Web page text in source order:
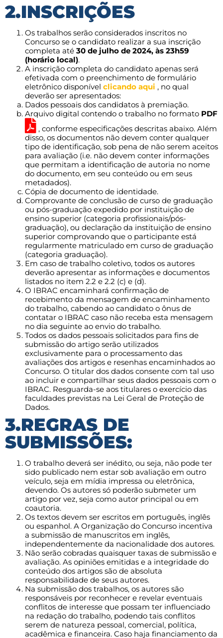
2.INSCRIÇÕES
Os trabalhos serão considerados inscritos no
Concurso se o candidato realizar a sua inscrição
completa até 30 de julho de 2024, às 23h59
(horário local).
A inscrição completa do candidato apenas será
efetivada com o preenchimento de formulário
eletrônico disponível clicando aqui , no qual
deverão ser apresentados:
Dados pessoais dos candidatos à premiação.
Arquivo digital contendo o trabalho no formato PDF
, conforme especificações descritas abaixo. Além
disso, os documentos não devem conter qualquer
tipo de identificação, sob pena de não serem aceitos
para avaliação (i.e. não devem conter informações
que permitam a identificação de autoria no nome
do documento, em seu conteúdo ou em seus
metadados).
Cópia de documento de identidade.
Comprovante de conclusão de curso de graduação
ou pós-graduação expedido por instituição de
ensino superior (categoria profissionais/pós-
graduação), ou declaração da instituição de ensino
superior comprovando que o participante está
regularmente matriculado em curso de graduação
(categoria graduação).
Em caso de trabalho coletivo, todos os autores
deverão apresentar as informações e documentos
listados no item 2.2 e 2.2 (c) e (d).
O IBRAC encaminhará confirmação de
recebimento da mensagem de encaminhamento
do trabalho, cabendo ao candidato o ônus de
contatar o IBRAC caso não receba esta mensagem
no dia seguinte ao envio do trabalho.
Todos os dados pessoais solicitados para fins de
submissão do artigo serão utilizados
exclusivamente para o processamento das
avaliações dos artigos e resenhas encaminhados ao
Concurso. O titular dos dados consente com tal uso
ao incluir e compartilhar seus dados pessoais com o
IBRAC. Resguarda-se aos titulares o exercício das
faculdades previstas na Lei Geral de Proteção de
Dados.
3.REGRAS DE
SUBMISSÕES:
O trabalho deverá ser inédito, ou seja, não pode ter
sido publicado nem estar sob avaliação em outro
veículo, seja em mídia impressa ou eletrônica,
devendo. Os autores só poderão submeter um
artigo por vez, seja como autor principal ou em
coautoria.
Os textos devem ser escritos em português, inglês
ou espanhol. A Organização do Concurso incentiva
a submissão de manuscritos em inglês,
independentemente da nacionalidade dos autores.
Não serão cobradas quaisquer taxas de submissão e
avaliação. As opiniões emitidas e a integridade do
conteúdo dos artigos são de absoluta
responsabilidade de seus autores.
Na submissão dos trabalhos, os autores são
responsáveis por reconhecer e revelar eventuais
conflitos de interesse que possam ter influenciado
na redação do trabalho, podendo tais conflitos
serem de natureza pessoal, comercial, política,
acadêmica e financeira. Caso haja financiamento da